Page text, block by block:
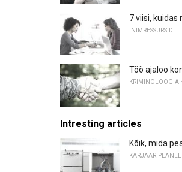
7 viisi,
INIMRESSURSID
Töö ajaloo
KRIMINOLOOGIA
Intresting articles
Kõik, mida